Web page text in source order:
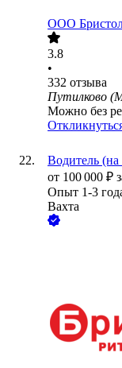
ООО
3.8
•
332 отзыва
Путилково
Можно без
Водитель
от 100 000 ₽
Опыт 1-3
Вахта